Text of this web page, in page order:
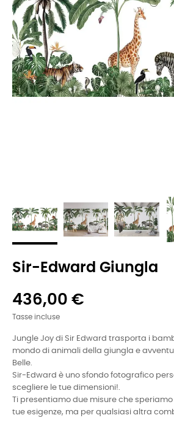
Sir-Edward Giungla
436,00 €
Tasse incluse
Jungle Joy di Sir Edward trasporta i
mondo di animali della giungla e
Belle.
Sir-Edward è uno sfondo fotografico
scegliere le tue dimensioni!.
Ti presentiamo due misure che
tue esigenze, ma per qualsiasi altra